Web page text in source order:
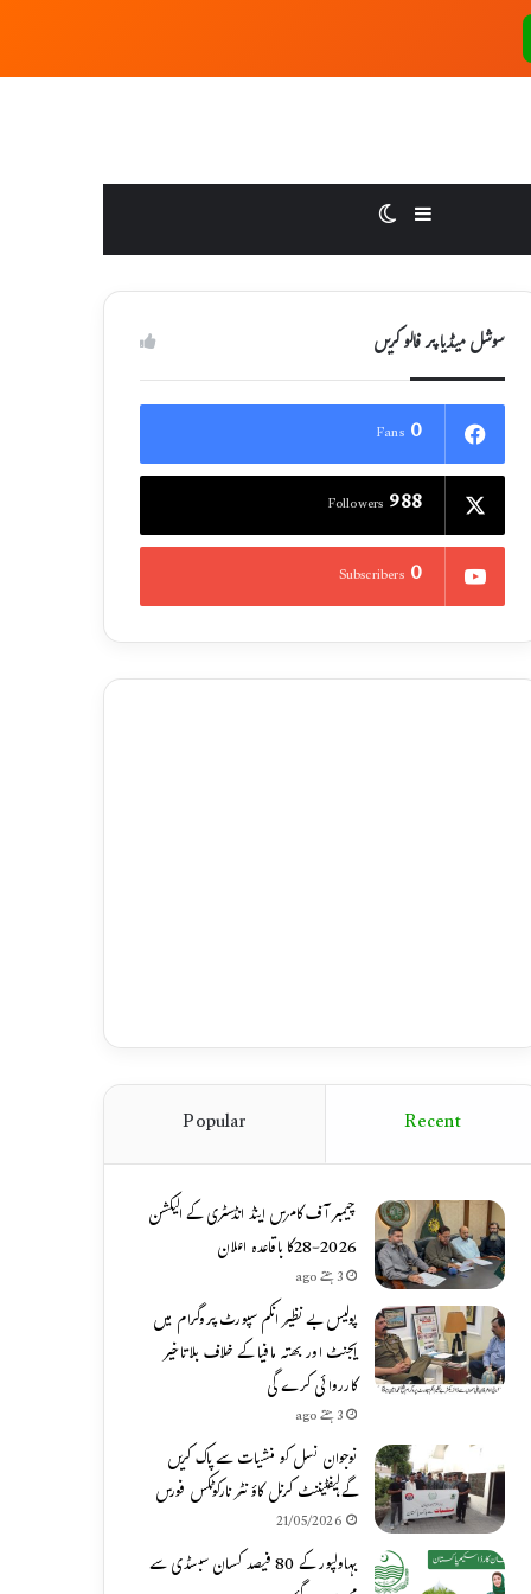
Sidebar
سوشل میڈیا پر فالو کریں
0
Fans
988
Followers
0
Subscribers
Recent
Popular
چیمبر آف کامرس اینڈ انڈسٹری کے الیکشن
2026-28کا باقاعدہ اعلان
3 ہفتے ago
پولیس بے نظیر انکم سپورٹ پروگرام میں
ایجنٹ اور بھتہ مافیا کے خلاف بلاتاخیر
کارروائی کرے گی
3 ہفتے ago
نوجوان نسل کو منشیات سے پاک کریں
گے،لیفٹیننٹ کرنل کاؤنٹر نارکوٹکس فورس
21/05/2026
بہاولپور کے 80 فیصد کسان سبسڈی سے